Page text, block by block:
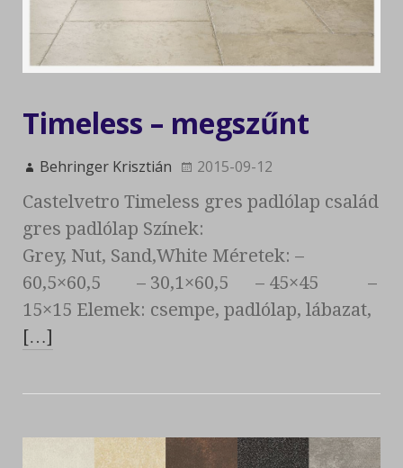
Timeless – megszűnt
Behringer Krisztián 2015-09-12
Castelvetro Timeless gres padlólap család
gres padlólap Színek:
Grey, Nut, Sand,White Méretek: –
60,5×60,5 – 30,1×60,5 – 45×45 –
15×15 Elemek: csempe, padlólap, lábazat,
[…]